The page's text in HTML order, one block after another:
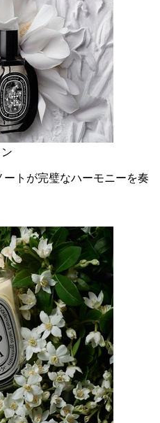
トが完璧なハーモニーを奏